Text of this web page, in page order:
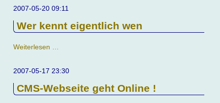
Holland
2007-05-20 09:11
Wer kennt eigentlich wen
Weiterlesen …
eigentlich
2007-05-17 23:30
CMS-Webseite geht Online !